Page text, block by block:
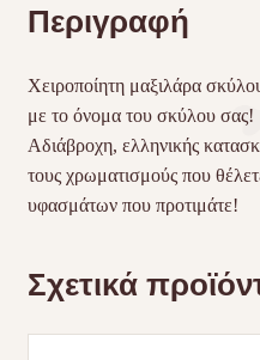
Περιγραφή
Χειροποίητη μαξιλάρα
με το όνομα του σκύλου σας!
Αδιάβροχη, ελληνικής
τους χρωματισμούς που
υφασμάτων που προτιμάτε!
Σχετικά